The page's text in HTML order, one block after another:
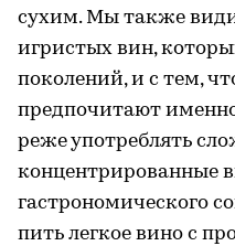
сухим. Мы также
игристых вин,
поколений, и с тем,
предпочитают
реже употреблять
концентрированные
гастрономического
пить легкое вино с